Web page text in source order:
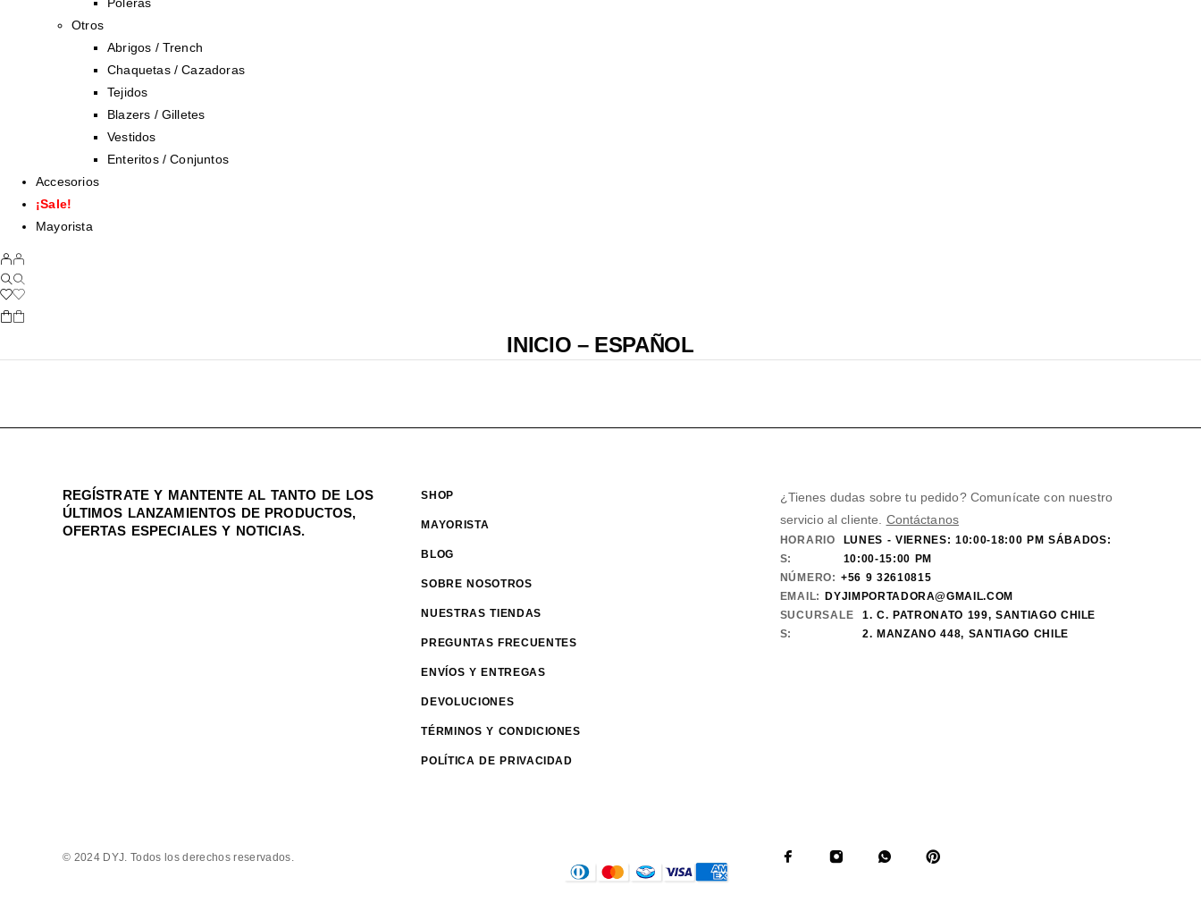
Otros
Abrigos / Trench
Chaquetas / Cazadoras
Tejidos
Blazers / Gilletes
Vestidos
Enteritos / Conjuntos
Accesorios
¡Sale!
Mayorista
INICIO – ESPAÑOL
REGÍSTRATE Y MANTENTE AL TANTO DE LOS
ÚLTIMOS LANZAMIENTOS DE PRODUCTOS,
OFERTAS ESPECIALES Y NOTICIAS.
SHOP
MAYORISTA
BLOG
SOBRE NOSOTROS
NUESTRAS TIENDAS
PREGUNTAS FRECUENTES
ENVÍOS Y ENTREGAS
DEVOLUCIONES
TÉRMINOS Y CONDICIONES
POLÍTICA DE PRIVACIDAD
¿Tienes dudas sobre tu pedido? Comunícate con nuestro
servicio al cliente. Contáctanos
HORARIO
S:
LUNES - VIERNES: 10:00-18:00 PM SÁBADOS:
10:00-15:00 PM
NÚMERO: +56 9 32610815
EMAIL:
DYJIMPORTADORA@GMAIL.COM
SUCURSALE
S:
1. C. PATRONATO 199, SANTIAGO CHILE
2. MANZANO 448, SANTIAGO CHILE
© 2024 DYJ. Todos los derechos reservados.